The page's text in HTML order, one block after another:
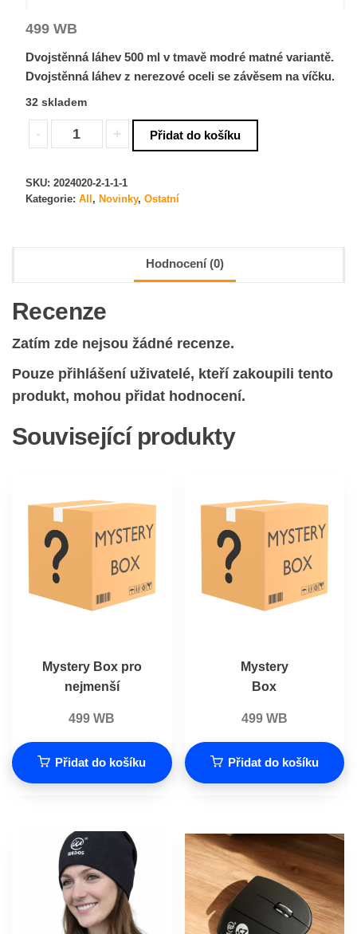
499 WB
Dvojstěnná láhev 500 ml v tmavě modré matné variantě.
Dvojstěnná láhev z nerezové oceli se závěsem na víčku.
32 skladem
- + Přidat do košíku
SKU: 2024020-2-1-1-1
Kategorie: All , Novinky, Ostatní
Hodnocení (0)
Recenze
Zatím zde nejsou žádné recenze.
Pouze přihlášení uživatelé, kteří zakoupili tento
produkt, mohou přidat hodnocení.
Související produkty
Mystery Box pro
nejmenší
499WB
Přidat do košíku
Mystery
Box
499 WB
Přidat do košíku